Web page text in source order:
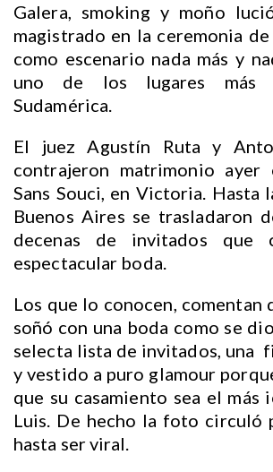
Galera, smoking y moño
magistrado en la ceremonia
como escenario nada más y
uno de los lugares más
Sudamérica.
El juez Agustín Ruta y
contrajeron matrimonio ayer
Sans Souci, en Victoria. Hasta
Buenos Aires se trasladaron
decenas de invitados que
espectacular boda.
Los que lo conocen, comentan
soñó con una boda como se
selecta lista de invitados, una
y vestido a puro glamour
que su casamiento sea el más
Luis. De hecho la foto circuló
hasta ser viral.